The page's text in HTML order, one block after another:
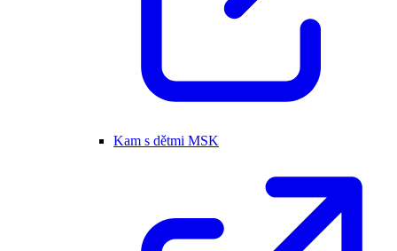
Kam s dětmi MSK